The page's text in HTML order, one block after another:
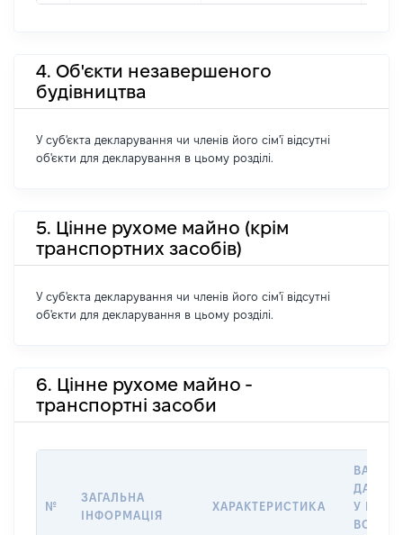
4. Об'єкти незавершеного
будівництва
У суб'єкта декларування чи членів його сім'ї відсутні
об'єкти для декларування в цьому розділі.
5. Цінне рухоме майно (крім
транспортних засобів)
У суб'єкта декларування чи членів його сім'ї відсутні
об'єкти для декларування в цьому розділі.
6. Цінне рухоме майно -
транспортні засоби
№
ЗАГАЛЬНА
ІНФОРМАЦІЯ
ХАРАКТЕРИСТИКА
ДАТУ
У